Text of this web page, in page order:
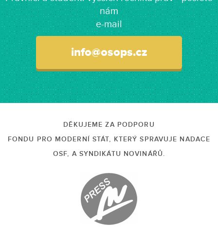
nám
e-mail
info@osops.cz
DĚKUJEME ZA PODPORU
FONDU PRO MODERNÍ STÁT, KTERÝ SPRAVUJE NADACE
OSF, A SYNDIKÁTU NOVINÁŘŮ.